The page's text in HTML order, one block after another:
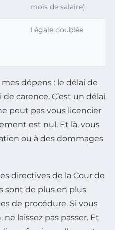
mois de salaire)
Légale doublée
dépens : le délai de
de carence. C’est un délai
peut pas vous licencier
est nul. Et là, vous
ou à des dommages
directives de la Cour de
sont de plus en plus
de procédure. Si vous
laissez pas passer. Et